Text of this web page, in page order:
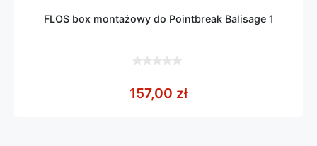
FLOS box montażowy do Pointbreak Balisage 1
5
157,00 zł